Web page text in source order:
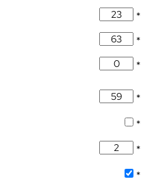
*
*
*
*
*
*
*